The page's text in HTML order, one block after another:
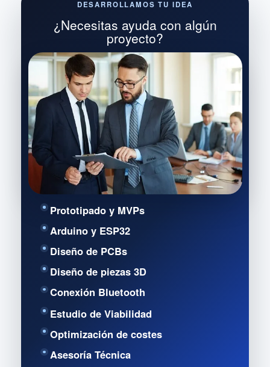
DESARROLLAMOS TU IDEA
¿Necesitas ayuda con algún
proyecto?
Prototipado y MVPs
Arduino y ESP32
Diseño de PCBs
Diseño de piezas 3D
Conexión Bluetooth
Estudio de Viabilidad
Optimización de costes
Asesoría Técnica